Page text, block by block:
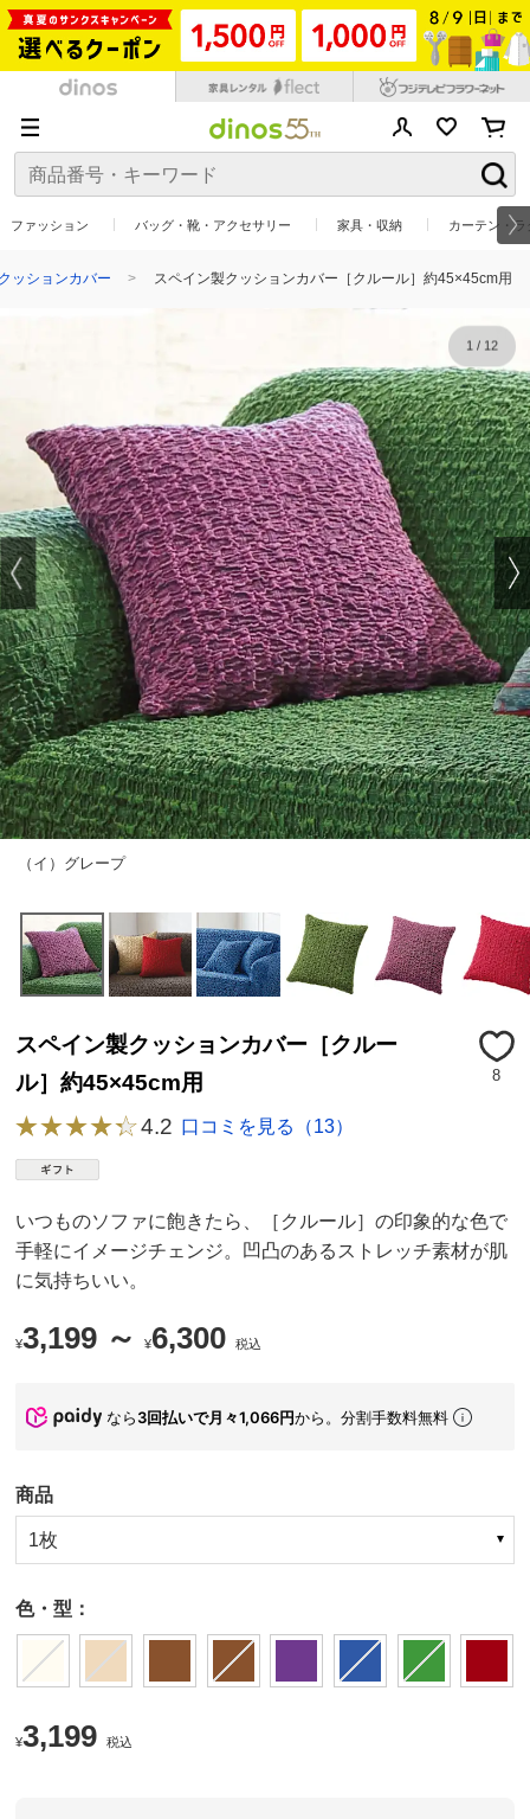
ファッション バッグ・靴・アクセサリー 家具・収納 カーテン・
ッションカバー スペイン製クッションカバー［クルール］約45×45cm用
（イ）グレープ
1/ 12
スペイン製クッションカバー［クルー
ル］約45×45cm用
8
4.2 口コミを見る（13）
いつものソファに飽きたら、［クルール］の印象的な色で
手軽にイメージチェンジ。凹凸のあるストレッチ素材が肌
に気持ちいい。
¥3,199 ～¥6,300 税込
なら3回払いで月々1,066円から。分割手数料無料
商品
1枚
色・型：
¥3,199 税込